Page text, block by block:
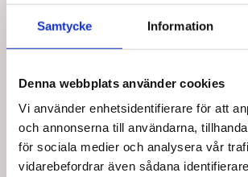
Samtycke Information
Denna webbplats använder cookies
Vi använder enhetsidentifierare för att
och annonserna till användarna,
för sociala medier och analysera vår
vidarebefordrar även sådana
NC82630-7
Nylatex Wrap 10 x
122cm (3 st)
SEK 1 071,25/ St.
SEK 857,00 Exkl. moms
NC82630-3
91cm (3
SEK
SEK